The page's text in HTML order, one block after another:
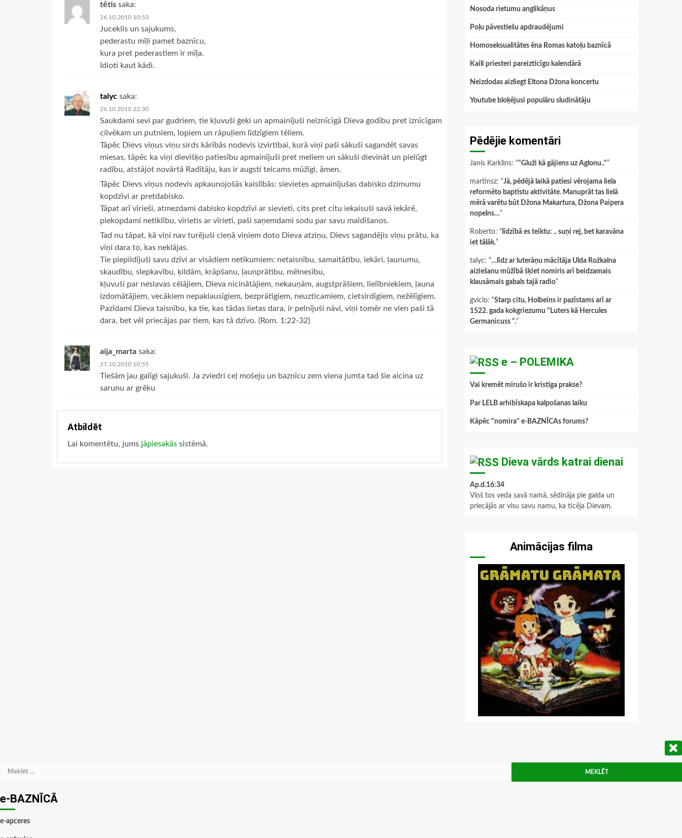
tētis saka:
26.10.2010 10:53
Juceklis un sajukums,
pederastu mīļi pamet baznīcu,
kura pret pederastiem ir mīļa.
Idioti kaut kādi.
talyc saka:
26.10.2010 22:30
Saukdami sevi par gudriem, tie kļuvuši ģeķi un apmainījuši neiznīcīgā Dieva godību pret iznīcīgam
cilvēkam un putniem, lopiem un rāpuļiem līdzīgiem tēliem.
Tāpēc Dievs viņus viņu sirds kārībās nodevis izvirtībai, kurā viņi paši sākuši sagandēt savas
miesas, tāpēc ka viņi dievišķo patiesību apmainījuši pret meliem un sākuši dievināt un pielūgt
radību, atstājot novārtā Radītāju, kas ir augsti teicams mūžīgi, āmen.
Tāpēc Dievs viņus nodevis apkaunojošās kaislībās: sievietes apmainījušas dabisko dzimumu
kopdzīvi ar pretdabisko.
Tāpat arī vīrieši, atmezdami dabisko kopdzīvi ar sievieti, cits pret citu iekaisuši savā iekārē,
piekopdami netiklību, vīrietis ar vīrieti, paši saņemdami sodu par savu maldīšanos.
Tad nu tāpat, kā viņi nav turējuši cieņā viņiem doto Dieva atziņu, Dievs sagandējis viņu prātu, ka
viņi dara to, kas neklājas.
Tie piepildījuši savu dzīvi ar visādiem netikumiem: netaisnību, samaitātību, iekāri, ļaunumu,
skaudību, slepkavību, ķildām, krāpšanu, ļaunprātību, mēlnesību,
kļuvuši par neslavas cēlājiem, Dieva nicinātājiem, nekauņām, augstprāšiem, lielībniekiem, ļauna
izdomātājiem, vecākiem nepaklausīgiem, bezprātīgiem, neuzticamiem, cietsirdīgiem, nežēlīgiem.
Pazīdami Dieva taisnību, ka tie, kas tādas lietas dara, ir pelnījuši nāvi, viņi tomēr ne vien paši tā
dara, bet vēl priecājas par tiem, kas tā dzīvo. (Rom. 1:22-32)
aija_marta saka:
27.10.2010 10:55
Tiešām jau galīgi sajukuši. Ja zviedri ceļ mošeju un baznīcu zem viena jumta tad šie aicina uz
sarunu ar grēku
Atbildēt
Lai komentētu, jums jāpiesakās sistēmā.
Nosoda rietumu anglikāņus
Poļu pāvestiešu apdraudējumi
Homoseksualitātes ēna Romas katoļu baznīcā
Kaili priesteri pareizticīgo kalendārā
Neizdodas aizliegt Eltona Džona koncertu
Youtube bloķējusi populāru sludinātāju
Pēdējie komentāri
Janis Karklins: “"Gluži kā gājiens uz Aglonu.."”
martinsz: “Jā, pēdējā laikā patiesi vērojama liela
reformēto baptistu aktivitāte. Manuprāt tas lielā
mērā varētu būt Džona Makartura, Džona Paipera
nopelns…”
Roberto: “ līdzībā es teiktu: .. suņi rej, bet karavāna
iet tālāk.”
talyc: “…līdz ar luterāņu mācītāja Ulda Rožkalna
aiziešanu mūžībā šķiet nomiris arī beidzamais
klausāmais gabals tajā radio”
gviclo: “Starp citu, Holbeins ir pazīstams arī ar
1522. gada kokgriezumu "Luters kā Hercules
Germanicuss ".”
e – POLEMIKA
Vai kremēt mirušo ir kristīga prakse?
Par LELB arhibīskapa kalpošanas laiku
Kāpēc "nomira" e-BAZNĪCAs forums?
Dieva vārds katrai dienai
Ap.d.16:34
Viņš tos veda savā namā, sēdināja pie galda un
priecājās ar visu savu namu, ka ticēja Dievam.
Animācijas filma
Meklēt:
e-BAZNĪCĀ
e-apceres